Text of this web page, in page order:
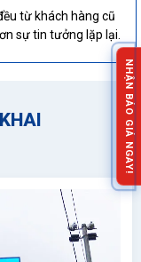
từ khách hàng cũ
sự tin tưởng lặp lại.
NHẬN BÁO GIÁ NGAY!